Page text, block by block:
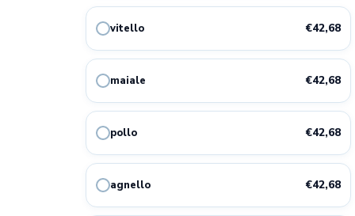
vitello €42,68
maiale €42,68
pollo €42,68
agnello €42,68
42.68€
€/KG
42.68€
€/KG
42.68€
€/KG
tacchino con ortaggi - senior 42.68€
€/KG